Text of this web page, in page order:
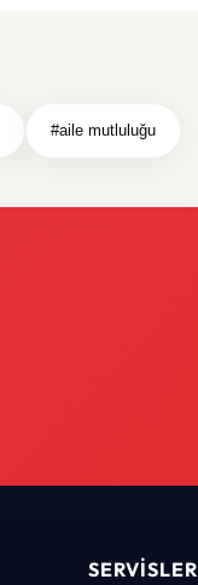
#aile mutluluğu
SERVISLER